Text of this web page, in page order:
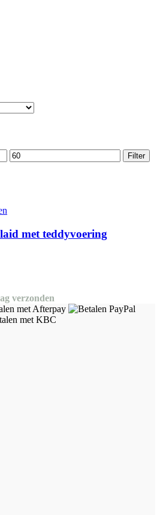
Max.
prijs
Filter
met teddyvoering
verzonden